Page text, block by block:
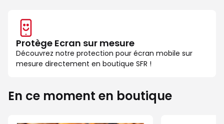
Protège Ecran sur mesure
Découvrez notre protection pour écran mobile sur
mesure directement en boutique SFR !
En ce moment en boutique